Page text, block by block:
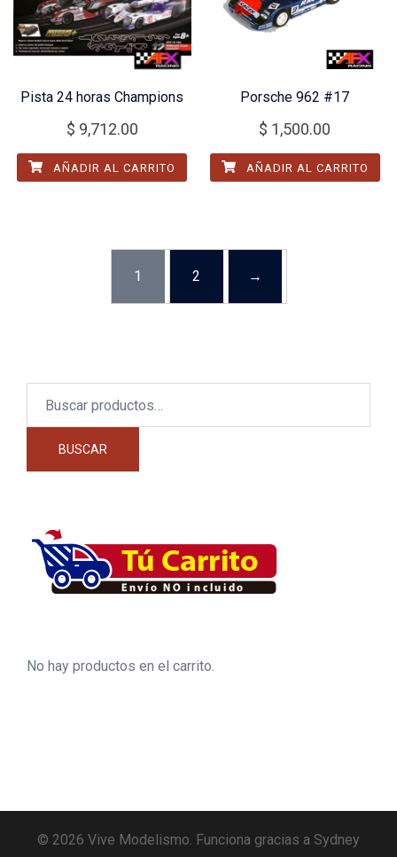
Pista 24 horas Champions
$ 9,712.00
AÑADIR AL CARRITO
Porsche 962 #17
$ 1,500.00
AÑADIR AL CARRITO
1 2 →
BUSCAR
No hay productos en el carrito.
© 2026 Vive Modelismo. Funciona gracias a Sydney